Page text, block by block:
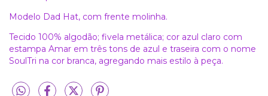
Modelo Dad Hat, com frente molinha.
Tecido 100% algodão; fivela metálica; cor azul claro com
estampa Amar em três tons de azul e traseira com o nome
SoulTri na cor branca, agregando mais estilo à peça.